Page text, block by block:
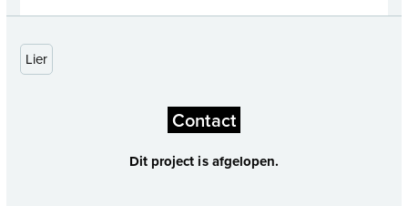
Lier
Contact
Dit project is afgelopen.